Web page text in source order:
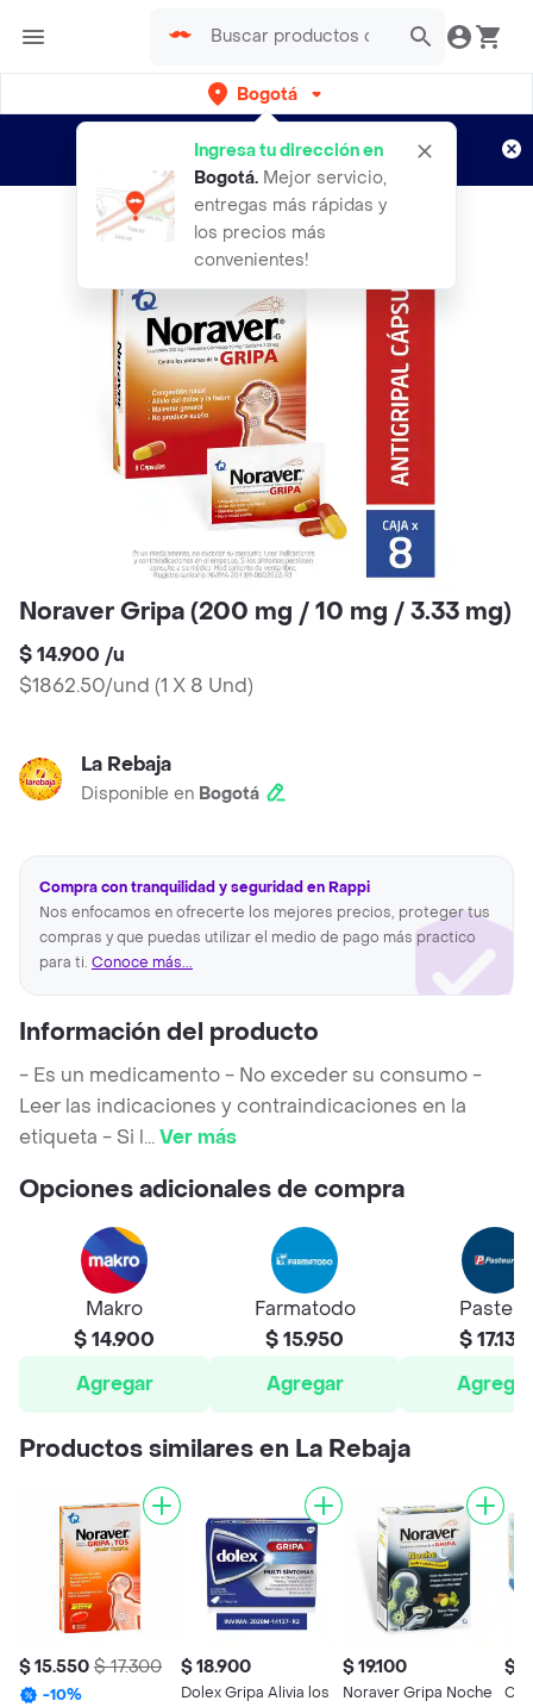
Bogotá
Ingresa tu dirección en
Bogotá. Mejor servicio,
entregas más rápidas y
los precios más
convenientes!
envíos gratis por semanas
Aplican TyC
Noraver Gripa (200 mg / 10 mg / 3.33 mg)
$ 14.900 /u
$1862.50/und (1 X 8 Und)
La Rebaja
Disponible en Bogotá
Compra con tranquilidad y seguridad en Rappi
Nos enfocamos en ofrecerte los mejores precios, proteger tus
compras y que puedas utilizar el medio de pago más practico
para ti. Conoce más...
Información del producto
- Es un medicamento - No exceder su consumo -
Leer las indicaciones y contraindicaciones en la
etiqueta - Si l...Ver más
Opciones adicionales de compra
Makro
$ 14.900
Agregar
Farmatodo
$ 15.950
Agregar
Pasteur
$ 17.130
Agregar
Productos similares en La Rebaja
$ 15.550 $ 17.300
-10%
$ 18.900
Dolex Gripa Alivia los
$ 19.100
Noraver Gripa Noche
$